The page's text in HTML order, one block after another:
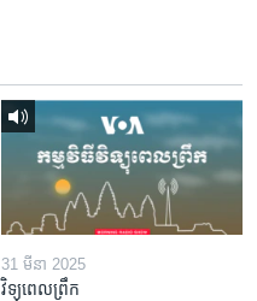
31 មីនា 2025
វិទ្យុពេលព្រឹក